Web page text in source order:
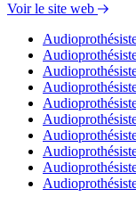
Voir le site web